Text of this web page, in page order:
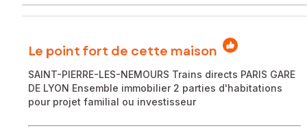
Le point fort de cette maison
SAINT-PIERRE-LES-NEMOURS Trains directs PARIS GARE
DE LYON Ensemble immobilier 2 parties d'habitations
pour projet familial ou investisseur